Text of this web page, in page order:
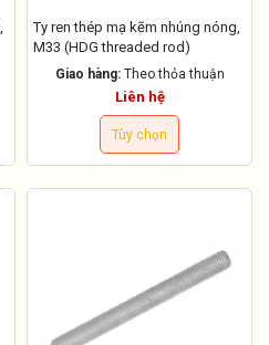
Ty ren thép mạ kẽm nhúng nóng,
M33 (HDG threaded rod)
Giao hàng: Theo thỏa thuận
Liên hệ
Tùy chọn